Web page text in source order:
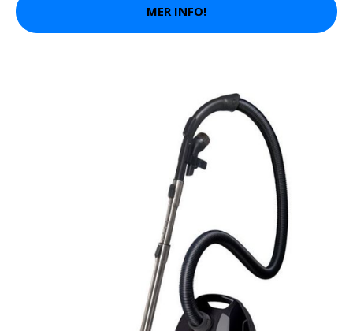
MER INFO!